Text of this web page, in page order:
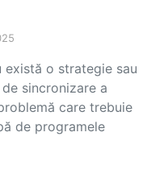
există o strategie sau
sincronizare a
care trebuie
de programele